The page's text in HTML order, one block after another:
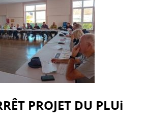
PROJET DU PLUi